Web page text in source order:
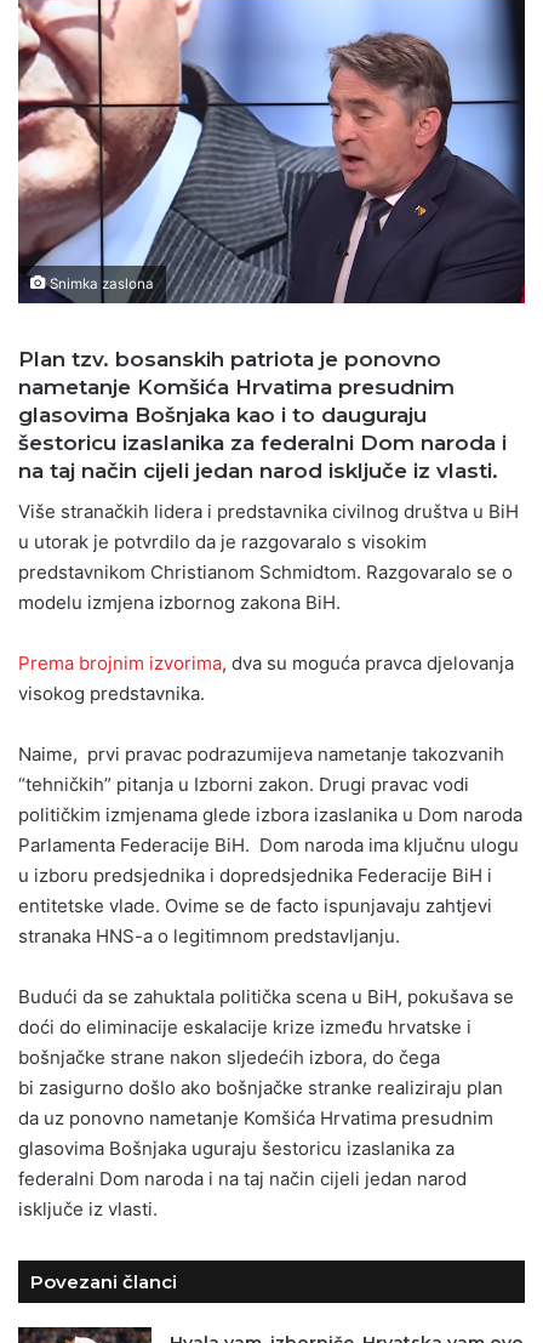
Snimka zaslona
Plan tzv. bosanskih patriota je ponovno
nametanje Komšića Hrvatima presudnim
glasovima Bošnjaka kao i to dauguraju
šestoricu izaslanika za federalni Dom naroda i
na taj način cijeli jedan narod isključe iz vlasti.
Više stranačkih lidera i predstavnika civilnog društva u BiH
u utorak je potvrdilo da je razgovaralo s visokim
predstavnikom Christianom Schmidtom. Razgovaralo se o
modelu izmjena izbornog zakona BiH.
Prema brojnim izvorima, dva su moguća pravca djelovanja
visokog predstavnika.
Naime, prvi pravac podrazumijeva nametanje takozvanih
“tehničkih” pitanja u Izborni zakon. Drugi pravac vodi
političkim izmjenama glede izbora izaslanika u Dom naroda
Parlamenta Federacije BiH. Dom naroda ima ključnu ulogu
u izboru predsjednika i dopredsjednika Federacije BiH i
entitetske vlade. Ovime se de facto ispunjavaju zahtjevi
stranaka HNS-a o legitimnom predstavljanju.
Budući da se zahuktala politička scena u BiH, pokušava se
doći do eliminacije eskalacije krize između hrvatske i
bošnjačke strane nakon sljedećih izbora, do čega
bi zasigurno došlo ako bošnjačke stranke realiziraju plan
da uz ponovno nametanje Komšića Hrvatima presudnim
glasovima Bošnjaka uguraju šestoricu izaslanika za
federalni Dom naroda i na taj način cijeli jedan narod
isključe iz vlasti.
Povezani članci